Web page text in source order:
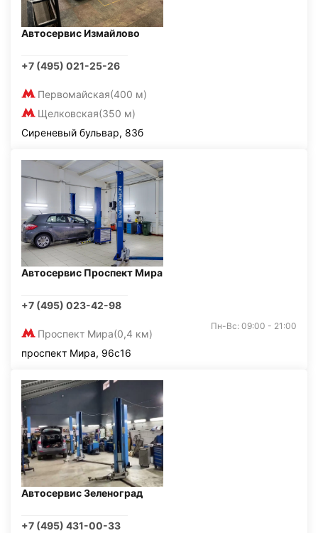
Автосервис Измайлово
+7 (495) 021-25-26
Первомайская(400 м)
Щелковская(350 м)
Сиреневый бульвар, 83б
Автосервис Проспект Мира
+7 (495) 023-42-98
Проспект Мира(0,4 км)
Пн-Вс: 09:00 - 21:00
проспект Мира, 96с16
Автосервис Зеленоград
+7 (495) 431-00-33